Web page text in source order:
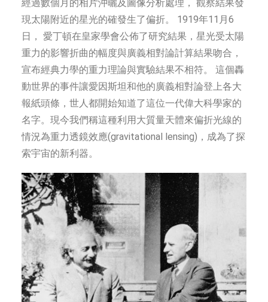
經過數個月的相片沖曬及圖像分析處理， 觀察結果發
現太陽附近的星光的確發生了偏折。 1919年11月6
日， 愛丁頓在皇家學會公佈了研究結果，星光受太陽
重力的影響折曲的幅度與廣義相對論計算結果吻合，
宣布經典力學的重力理論與實驗結果不相符。 這個轟
動世界的事件讓愛因斯坦和他的廣義相對論登上各大
報紙頭條，世人都開始知道了這位一代偉大科學家的
名字。現今我們稱這種利用大質量天體來偏折光線的
情況為重力透鏡效應(gravitational lensing)，成為了探
索宇宙的新利器。